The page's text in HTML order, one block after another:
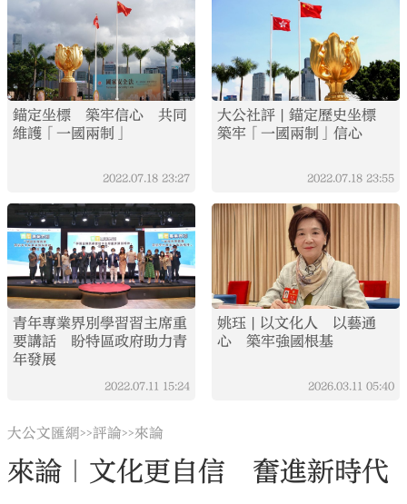
錨定坐標 築牢信心 共同
維護「一國兩制」
2022.07.18 23:27
大公社評 | 錨定歷史坐標
築牢「一國兩制」信心
2022.07.18 23:55
青年專業界別學習習主席重
要講話 盼特區政府助力青
年發展
2022.07.11 15:24
姚珏 | 以文化人 以藝通
心 築牢強國根基
2026.03.11 05:40
大公文匯網>>評論>>來論
來論｜文化更自信 奮進新時代